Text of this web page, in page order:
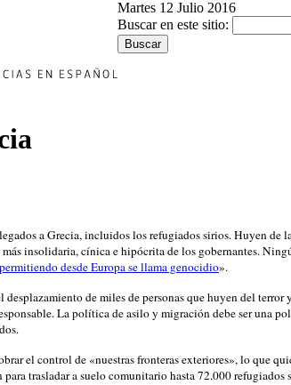
Martes 12 Julio 2016
Buscar en este sitio:
a Grecia, incluidos los refugiados sirios. Huyen
insolidaria, cínica e hipócrita de los gobernantes.
desde Europa se llama genocidio».
de miles de personas que huyen del
La política de asilo y migración debe ser una
el control de «nuestras fronteras exteriores», lo que
trasladar a suelo comunitario hasta 72.000